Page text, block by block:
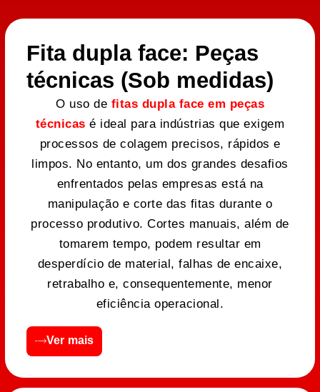
Fita dupla face: Peças
técnicas (Sob medidas)
O uso de fitas dupla face em peças
técnicas é ideal para indústrias que exigem
processos de colagem precisos, rápidos e
limpos. No entanto, um dos grandes desafios
enfrentados pelas empresas está na
manipulação e corte das fitas durante o
processo produtivo. Cortes manuais, além de
tomarem tempo, podem resultar em
desperdício de material, falhas de encaixe,
retrabalho e, consequentemente, menor
eficiência operacional.
Ver mais